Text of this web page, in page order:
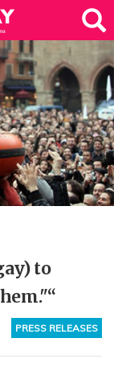
to
PRESS RELEASES